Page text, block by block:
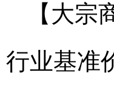
【大
行业基准